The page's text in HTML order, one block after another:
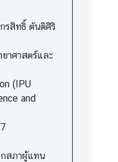
รสิทธิ์ ตันติศิริ
าศาสตร์และ
(IPU
and
สภาผู้แทน